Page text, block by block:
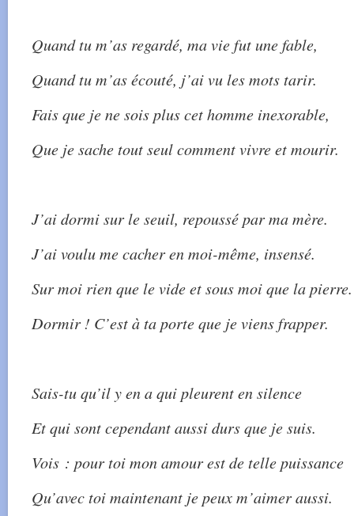
Quand tu m’as regardé, ma vie fut une fable,
Quand tu m’as écouté, j’ai vu les mots tarir.
Fais que je ne sois plus cet homme inexorable,
Que je sache tout seul comment vivre et mourir.
J’ai dormi sur le seuil, repoussé par ma mère.
J’ai voulu me cacher en moi-même, insensé.
Sur moi rien que le vide et sous moi que la pierre.
Dormir ! C’est à ta porte que je viens frapper.
Sais-tu qu’il y en a qui pleurent en silence
Et qui sont cependant aussi durs que je suis.
Vois : pour toi mon amour est de telle puissance
Qu’avec toi maintenant je peux m’aimer aussi.